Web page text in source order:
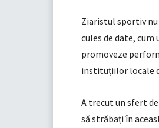
Ziaristul sportiv nu
cules de date,
promoveze
instituțiilor locale
A trecut un sfert
să străbați în